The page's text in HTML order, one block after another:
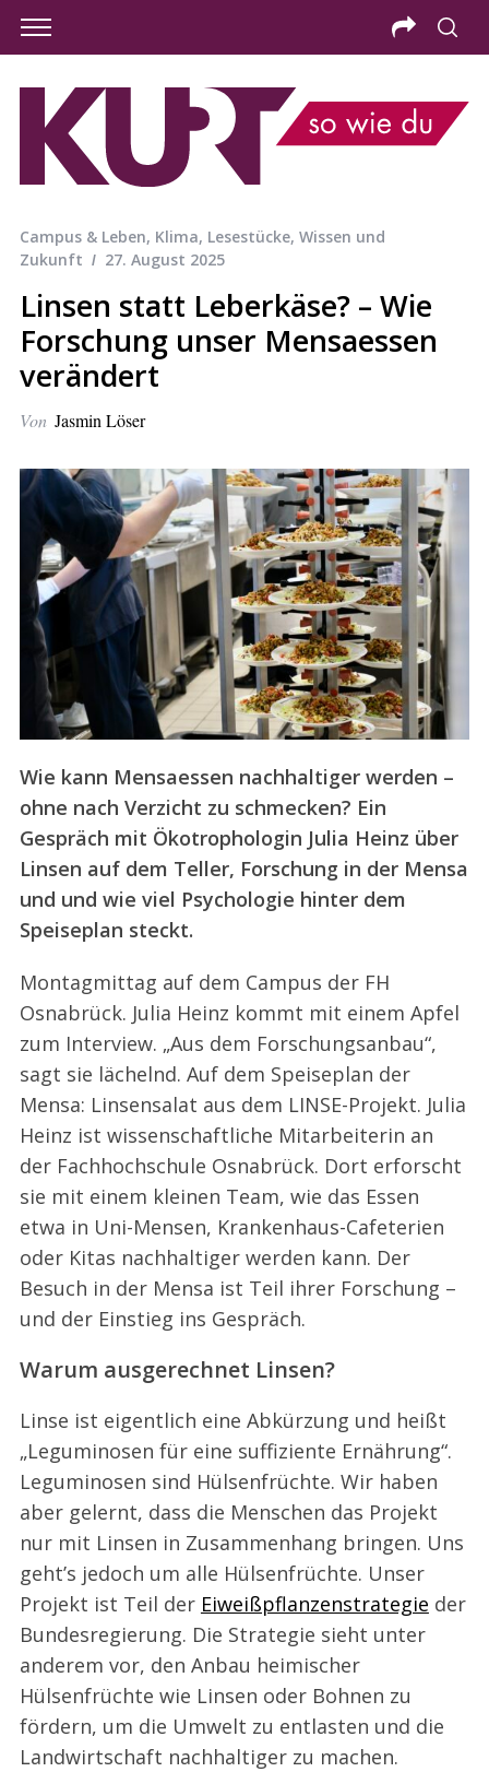
Campus & Leben, Klima, Lesestücke, Wissen und
Zukunft
27. August 2025
Linsen statt Leberkäse? – Wie
Forschung unser Mensaessen
verändert
Von Jasmin Löser
Wie kann Mensaessen nachhaltiger werden –
ohne nach Verzicht zu schmecken? Ein
Gespräch mit Ökotrophologin Julia Heinz über
Linsen auf dem Teller, Forschung in der Mensa
und und wie viel Psychologie hinter dem
Speiseplan steckt.
Montagmittag auf dem Campus der FH
Osnabrück. Julia Heinz kommt mit einem Apfel
zum Interview. „Aus dem Forschungsanbau“,
sagt sie lächelnd. Auf dem Speiseplan der
Mensa: Linsensalat aus dem LINSE-Projekt. Julia
Heinz ist wissenschaftliche Mitarbeiterin an
der Fachhochschule Osnabrück. Dort erforscht
sie mit einem kleinen Team, wie das Essen
etwa in Uni-Mensen, Krankenhaus-Cafeterien
oder Kitas nachhaltiger werden kann. Der
Besuch in der Mensa ist Teil ihrer Forschung –
und der Einstieg ins Gespräch.
Warum ausgerechnet Linsen?
Linse ist eigentlich eine Abkürzung und heißt
„Leguminosen für eine suffiziente Ernährung“.
Leguminosen sind Hülsenfrüchte. Wir haben
aber gelernt, dass die Menschen das Projekt
nur mit Linsen in Zusammenhang bringen. Uns
geht’s jedoch um alle Hülsenfrüchte. Unser
Projekt ist Teil der Eiweißpflanzenstrategie der
Bundesregierung. Die Strategie sieht unter
anderem vor, den Anbau heimischer
Hülsenfrüchte wie Linsen oder Bohnen zu
fördern, um die Umwelt zu entlasten und die
Landwirtschaft nachhaltiger zu machen.